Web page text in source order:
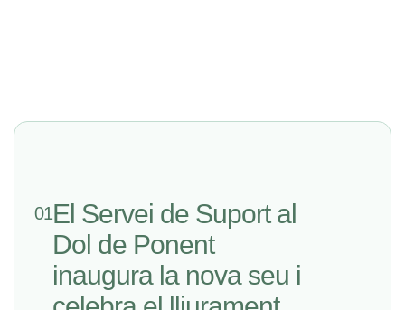
01El Servei de Suport al
Dol de Ponent
inaugura la nova seu i